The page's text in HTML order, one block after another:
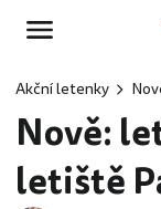
Akční letenky
Nově:
letiště